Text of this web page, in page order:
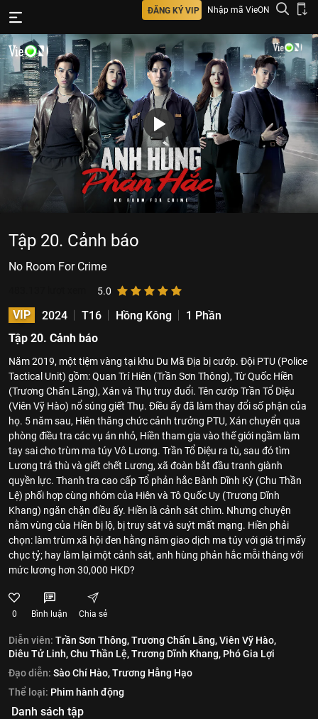
ĐĂNG KÝ VIP Nhập mã VieON
Tập 20. Cảnh báo
No Room For Crime
5.0
VIP 2024 T16 Hồng Kông
1 Phần
Tập 20. Cảnh báo
Năm 2019, một tiệm vàng tại khu Du Mã Địa bị cướp. Đội PTU (Police
Tactical Unit) gồm: Quan Trí Hiên (Trần Sơn Thông), Từ Quốc Hiền
(Trương Chấn Lãng), Xán và Thụ truy đuổi. Tên cướp Trần Tổ Diệu
(Viên Vỹ Hào) nổ súng giết Thụ. Điều ấy đã làm thay đổi số phận của
họ. 5 năm sau, Hiên thăng chức cảnh trưởng PTU, Xán chuyển qua
phòng điều tra các vụ án nhỏ, Hiền tham gia vào thế giới ngầm làm
tay sai cho trùm ma túy Vô Lương. Trần Tổ Diệu ra tù, sau đó tìm
Lương trả thù và giết chết Lương, xã đoàn bắt đầu tranh giành
quyền lực. Thanh tra cao cấp Tổ phản hắc Bành Dĩnh Kỳ (Chu Thần
Lệ) phối hợp cùng nhóm của Hiên và Tô Quốc Uy (Trương Dĩnh
Khang) ngăn chặn điều ấy. Hiền là cảnh sát chìm. Nhưng chuyện
nằm vùng của Hiền bị lộ, bị truy sát và suýt mất mạng. Hiền phải
chọn: làm trùm xã hội đen hằng năm giao dịch ma túy với giá trị mấy
chục tỷ; hay làm lại một cảnh sát, anh hùng phản hắc mỗi tháng với
mức lương hơn 30,000 HKD?
0 Bình luận Chia sẻ
Diễn viên: Trần Sơn Thông,Trương Chấn Lãng,Viên Vỹ Hào,
Diêu Tử Linh,Chu Thần Lệ,Trương Dĩnh Khang, Phó Gia Lợi
Đạo diễn: Sào Chí Hào,Trương Hằng Hạo
Thể loại: Phim hành động
Danh sách tập